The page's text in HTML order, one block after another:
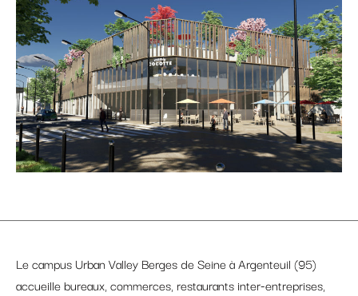
Le campus Urban Valley Berges de Seine à Argenteuil (95)
accueille bureaux, commerces, restaurants inter-entreprises,